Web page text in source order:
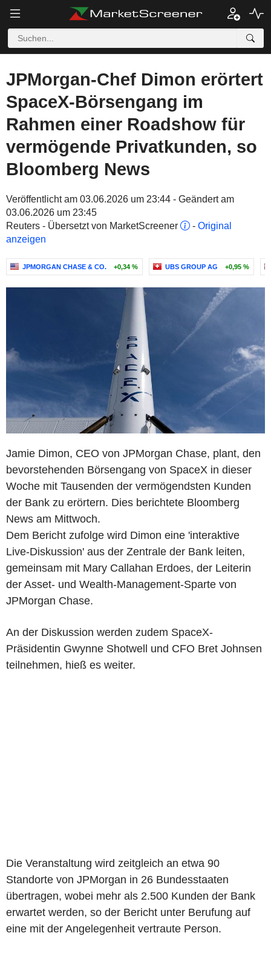
JPMorgan-Chef Dimon erörtert
SpaceX-Börsengang im
Rahmen einer Roadshow für
vermögende Privatkunden, so
Bloomberg News
Veröffentlicht am 03.06.2026 um 23:44 - Geändert am
03.06.2026 um 23:45
Reuters - Übersetzt von MarketScreener
- Original
anzeigen
JPMORGAN CHASE & CO. +0,34 % UBS GROUP AG +0,95 %
Jamie Dimon, CEO von JPMorgan Chase, plant, den
bevorstehenden Börsengang von SpaceX in dieser
Woche mit Tausenden der vermögendsten Kunden
der Bank zu erörtern. Dies berichtete Bloomberg
News am Mittwoch.
Dem Bericht zufolge wird Dimon eine 'interaktive
Live-Diskussion' aus der Zentrale der Bank leiten,
gemeinsam mit Mary Callahan Erdoes, der Leiterin
der Asset- und Wealth-Management-Sparte von
JPMorgan Chase.
An der Diskussion werden zudem SpaceX-
Präsidentin Gwynne Shotwell und CFO Bret Johnsen
teilnehmen, hieß es weiter.
Die Veranstaltung wird zeitgleich an etwa 90
Standorte von JPMorgan in 26 Bundesstaaten
übertragen, wobei mehr als 2.500 Kunden der Bank
erwartet werden, so der Bericht unter Berufung auf
eine mit der Angelegenheit vertraute Person.